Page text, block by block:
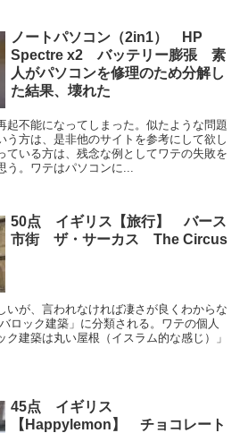
ノートパソコン（2in1） HP
Spectre x2 バッテリー膨張 素
人がパソコンを修理のため分解し
た結果、壊れた
起不能になってしまった。似たような問題
う方は、是非他のサイトを参考にして欲し
ている方は、残念な例としてワテの失敗を
。ワテはパソコンに...
50点 イギリス【旅行】 バース
市街 ザ・サーカス The Circus
いが、言われなければ凄さが良くわからな
ック建築」に分類される。ワテの個人
ク建築は丸い屋根（イスラム的な感じ）」
45点 イギリス
【Happylemon】 チョコレート